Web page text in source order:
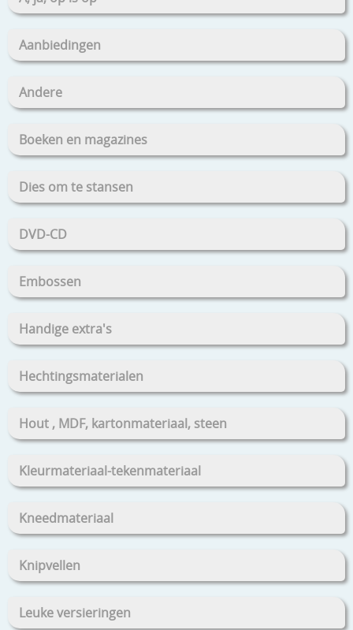
Aanbiedingen
Andere
Boeken en magazines
Dies om te stansen
DVD-CD
Embossen
Handige extra's
Hechtingsmaterialen
Hout , MDF, kartonmateriaal, steen
Kleurmateriaal-tekenmateriaal
Kneedmateriaal
Knipvellen
Leuke versieringen